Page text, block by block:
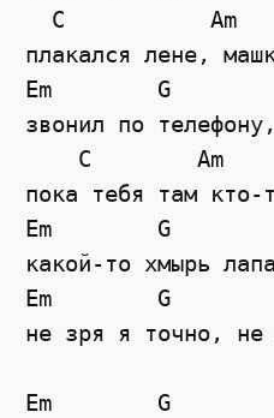
  C           Am
плакался лене,
Em        G
звонил по
    C        Am
пока тебя там кто-
Em        G
какой-то хмырь
Em        G
не зря я точно, не
Em        G